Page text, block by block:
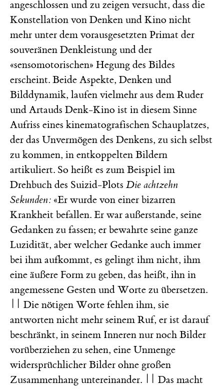
angeschlossen und zu zeigen versucht, dass die
Konstellation von Denken und Kino nicht
mehr unter dem vorausgesetzten Primat der
souveränen Denkleistung und der
«sensomotorischen» Hegung des Bildes
erscheint. Beide Aspekte, Denken und
Bilddynamik, laufen vielmehr aus dem Ruder
und Artauds Denk-Kino ist in diesem Sinne
Aufriss eines kinematografischen Schauplatzes,
der das Unvermögen des Denkens, zu sich selbst
zu kommen, in entkoppelten Bildern
artikuliert. So heißt es zum Beispiel im
Drehbuch des Suizid-Plots Die achtzehn
Sekunden: «Er wurde von einer bizarren
Krankheit befallen. Er war außerstande, seine
Gedanken zu fassen; er bewahrte seine ganze
Luzidität, aber welcher Gedanke auch immer
bei ihm aufkommt, es gelingt ihm nicht, ihm
eine äußere Form zu geben, das heißt, ihn in
angemessene Gesten und Worte zu übersetzen.
|| Die nötigen Worte fehlen ihm, sie
antworten nicht mehr seinem Ruf, er ist darauf
beschränkt, in seinem Inneren nur noch Bilder
vorüberziehen zu sehen, eine Unmenge
widersprüchlicher Bilder ohne großen
Zusammenhang untereinander. || Das macht